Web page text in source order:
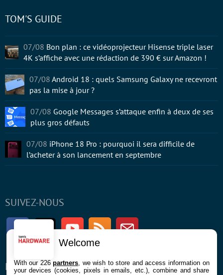
SUIVEZ-NOUS
FacebookTwitter Youtube RSS Newsletter
ENTREPRISE À PROPOS
TOM'S GUIDE
07/08 Bon plan : ce vidéoprojecteur Hisense triple laser
4K s’affiche avec une rédaction de 390 € sur Amazon !
07/08 Android 18 : quels Samsung Galaxy ne recevront
pas la mise à jour ?
07/08 Google Messages s’attaque enfin à deux de ses
plus gros défauts
07/08 iPhone 18 Pro : pourquoi il sera difficile de
l’acheter à son lancement en septembre
Welcome
With our 226partners , we wish to store and access information on
your devices (cookies, pixels in emails, etc.), combine and share